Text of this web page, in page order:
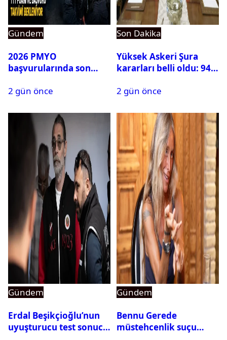
Gündem
2026 PMYO
başvurularında son
2 gün önce
Son Dakika
Yüksek Askeri Şura
kararları belli oldu: 94
2 gün önce
Gündem
Erdal Beşikçioğlu’nun
uyuşturucu test sonucu
Gündem
Bennu Gerede
müstehcenlik suçu